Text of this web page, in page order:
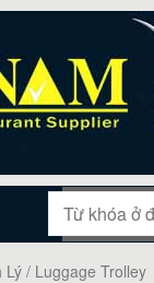
MAIN
/ Luggage Trolley